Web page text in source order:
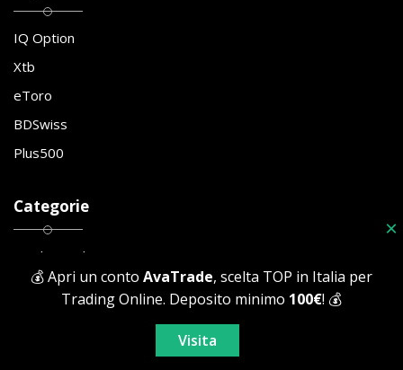
×
💰 Apri un conto AvaTrade, scelta TOP in Italia per
Trading Online. Deposito minimo 100€! 💰
Visita
IQ Option
Xtb
eToro
BDSwiss
Plus500
Categorie
Trading Online
Forex